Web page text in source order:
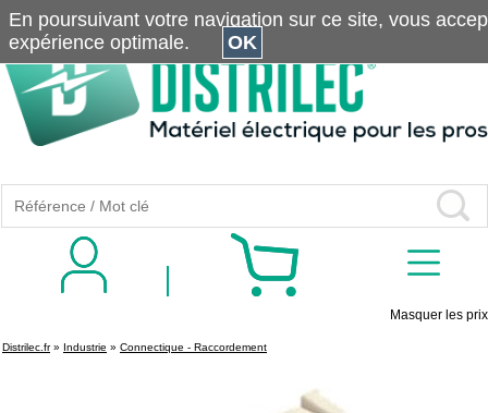
Masquer les prix
Distrilec.fr» Industrie » Connectique - Raccordement
En poursuivant votre navigation sur ce site, vous
expérience optimale.
OK